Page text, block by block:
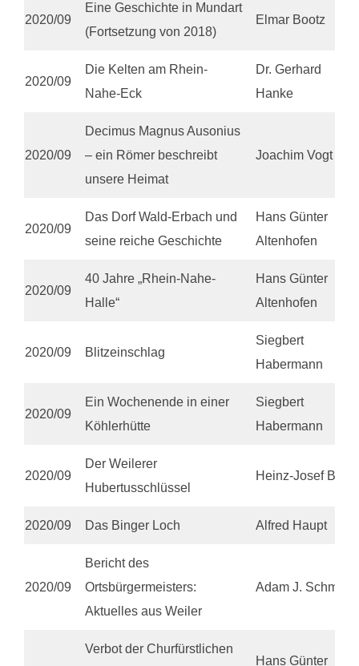
2020/09
Eine Geschichte in Mundart
(Fortsetzung von 2018)
Elmar Bootz
2020/09
Die Kelten am Rhein-
Nahe-Eck
Dr. Gerhard
Hanke
2020/09
Decimus Magnus Ausonius
– ein Römer beschreibt
unsere Heimat
Joachim Vogt
2020/09
Das Dorf Wald-Erbach und
seine reiche Geschichte
Hans Günter
Altenhofen
2020/09
40 Jahre „Rhein-Nahe-
Halle“
Hans Günter
Altenhofen
2020/09 Blitzeinschlag
Siegbert
Habermann
2020/09
Ein Wochenende in einer
Köhlerhütte
Siegbert
Habermann
2020/09
Der Weilerer
Hubertusschlüssel
Heinz-Josef Bell
2020/09 Das Binger Loch Alfred Haupt
2020/09
Bericht des
Ortsbürgermeisters:
Aktuelles aus Weiler
Adam J. Schmitt
Verbot der Churfürstlichen
Hans Günter